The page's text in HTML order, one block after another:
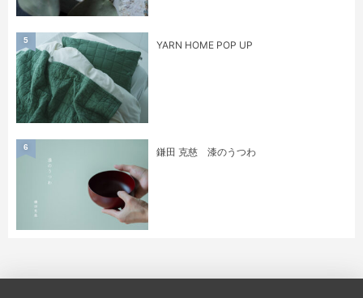
YARN HOME POP UP
5
鎌田 克慈 漆のうつわ
6